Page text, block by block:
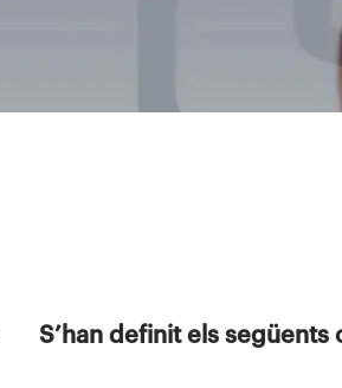
S’han definit els següents